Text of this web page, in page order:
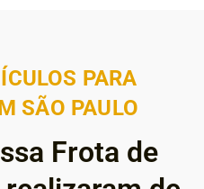
PARA
SÃO PAULO
Frota de